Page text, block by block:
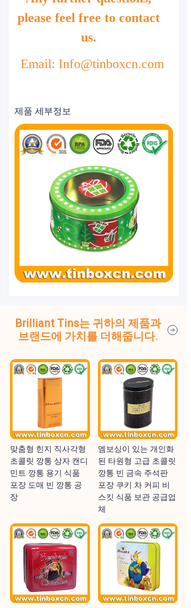
please feel free to contact
us.
Email: Info@tinboxcn.com
제품 세부정보
Brilliant Tins는 귀하의 제품과
브랜드에 가치를 더해줍니다.
맞춤형 힌지 직사각형
초콜릿 깡통 상자 캔디
민트 깡통 용기 식품
포장 도매 빈 깡통 공
장
엠보싱이 있는 개인화
된 타원형 고급 초콜릿
깡통 빈 금속 주석판
포장 쿠키 차 커피 비
스킷 식품 보관 공급업
체